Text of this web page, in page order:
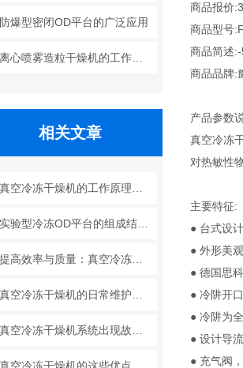
防爆型密闭OD平台的广泛应用
离心喷雾造粒干燥机的工作原理与特点
相关文章
实验型冷冻OD平台的组成结构及作用
提高效率与质量：真空冷冻干燥机的优化操作指南
商品报价
商品型号
商品简述
商品品牌:
产品参数
真空冷冻
对热敏性
主要特征:
● 台式设
● 外形美
● 德国思
● 冷阱开
● 冷阱为
● 设计导
● 充气阀